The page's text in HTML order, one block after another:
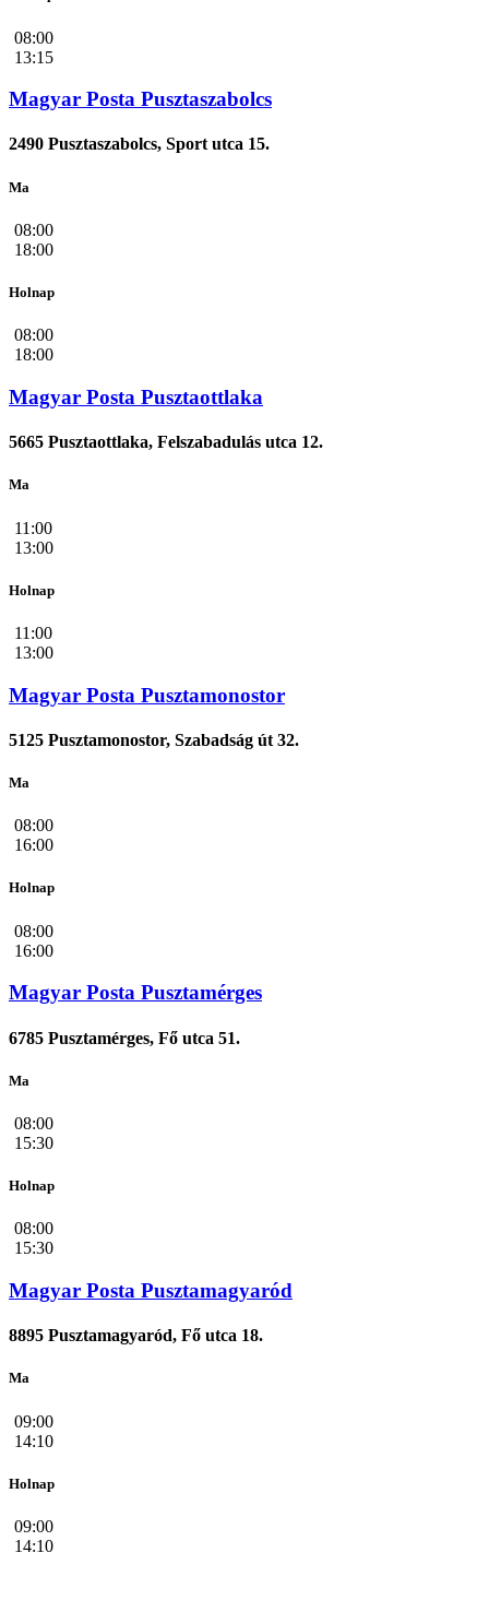
08:00
13:15
Magyar Posta Pusztaszabolcs
2490 Pusztaszabolcs, Sport utca 15.
Ma
08:00
18:00
Holnap
08:00
18:00
Magyar Posta Pusztaottlaka
5665 Pusztaottlaka, Felszabadulás utca 12.
Ma
11:00
13:00
Holnap
11:00
13:00
Magyar Posta Pusztamonostor
5125 Pusztamonostor, Szabadság út 32.
Ma
08:00
16:00
Holnap
08:00
16:00
Magyar Posta Pusztamérges
6785 Pusztamérges, Fő utca 51.
Ma
08:00
15:30
Holnap
08:00
15:30
Magyar Posta Pusztamagyaród
8895 Pusztamagyaród, Fő utca 18.
Ma
09:00
14:10
Holnap
09:00
14:10